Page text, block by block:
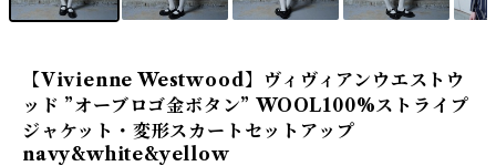
【Vivienne Westwood】ヴィヴィアンウエストウ
ッド ”オーブロゴ金ボタン” WOOL100%ストライプ
ジャケット・変形スカートセットアップ
navy&white&yellow